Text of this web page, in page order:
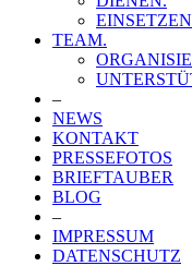
TEAM.
–
NEWS
KONTAKT
PRESSEFOTOS
BRIEFTAUBER
BLOG
–
IMPRESSUM
DATENSCHUTZ